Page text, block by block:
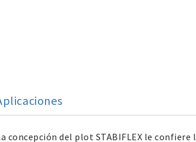
concepción del plot STABIFLEX le